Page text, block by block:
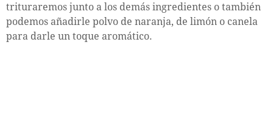
trituraremos junto a los demás ingredientes o también
podemos añadirle polvo de naranja, de limón o canela
para darle un toque aromático.